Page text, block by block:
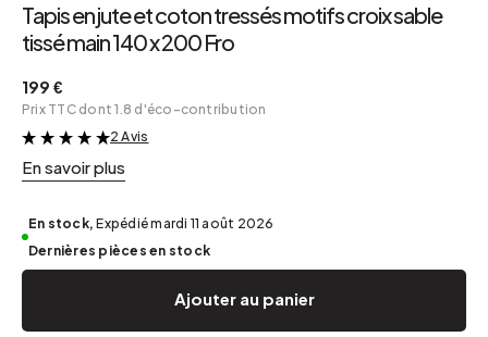
Tapis en jute et coton tressés motifs croix sable
tissé main 140 x 200 Fro
199 €
Prix TTC dont 1.8 d'éco-contribution
&
2 Avis
En savoir plus
En stock, Expédié mardi 11 août 2026
Dernières pièces en stock
Ajouter au panier